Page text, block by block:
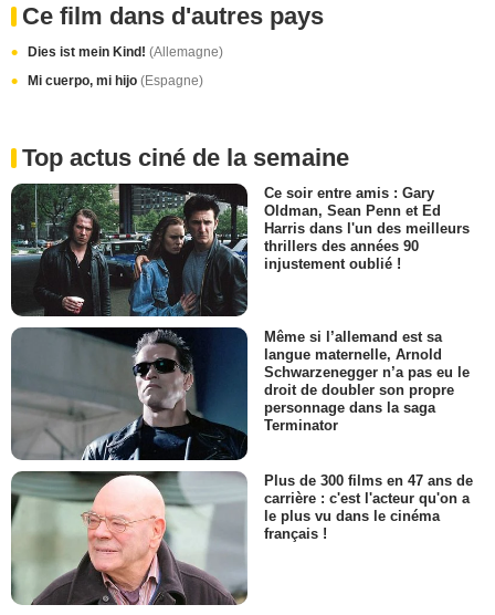
Ce film dans d'autres pays
Dies ist mein Kind! (Allemagne)
Mi cuerpo, mi hijo (Espagne)
Top actus ciné de la semaine
Ce soir entre amis : Gary
Oldman, Sean Penn et Ed
Harris dans l'un des meilleurs
thrillers des années 90
injustement oublié !
Même si l’allemand est sa
langue maternelle, Arnold
Schwarzenegger n’a pas eu le
droit de doubler son propre
personnage dans la saga
Terminator
Plus de 300 films en 47 ans de
carrière : c'est l'acteur qu'on a
le plus vu dans le cinéma
français !